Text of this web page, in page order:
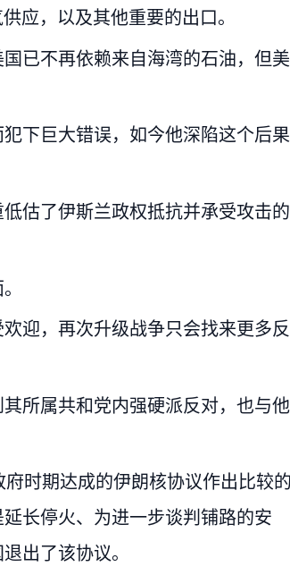
应，以及其他重要的出口。
已不再依赖来自海湾的石油，但美
下巨大错误，如今他深陷这个后果
估了伊斯兰政权抵抗并承受攻击的
迎，再次升级战争只会找来更多反
所属共和党内强硬派反对，也与他
时期达成的伊朗核协议作出比较
长停火、为进一步谈判铺路的安
出了该协议。